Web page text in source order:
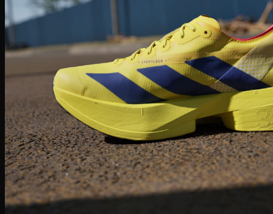
Giày bóng rổ
Giày bóng rổ Nike
Giày bóng rổ Puma
Giày bóng rổ Adidas
Giày bóng rổ Li-ning
Giày bóng rổ Under Armour
Giày Chạy
Giày chạy Nike
Giày chạy NB
Giày chạy Puma
Giày chạy Adidas
Giày Chạy Asics
Giày chạy Under Armour
Giày chạy Hoka